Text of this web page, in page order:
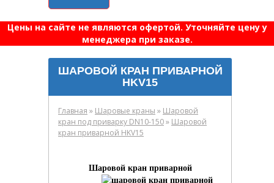
Цены на сайте не являются офертой. Уточняйте цену у
менеджера при заказе.
ШАРОВОЙ КРАН ПРИВАРНОЙ
HKV15
Главная » Шаровые краны » Шаровой
кран под приварку DN10-150» Шаровой
кран приварной HKV15
Шаровой кран приварной